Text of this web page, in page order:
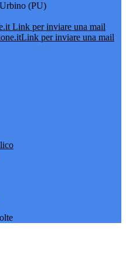
(PU)
Link per inviare una mail
Link per inviare una mail